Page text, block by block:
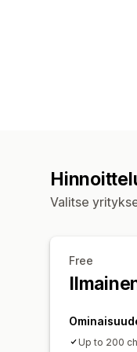
Valitse
Free
Up to 200